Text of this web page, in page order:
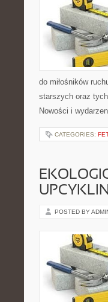
do miłośników
starszych oraz
Nowości i
CATEGORIES:
POSTED BY